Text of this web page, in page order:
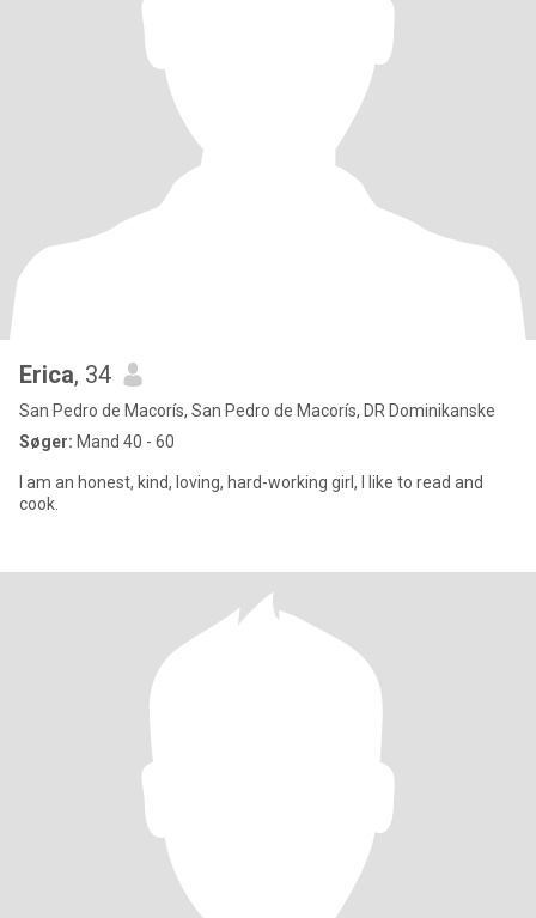
Erica, 34
San Pedro de Macorís, San Pedro de Macorís, DR Dominikanske
Søger: Mand 40 - 60
I am an honest, kind, loving, hard-working girl, I like to read and
cook.